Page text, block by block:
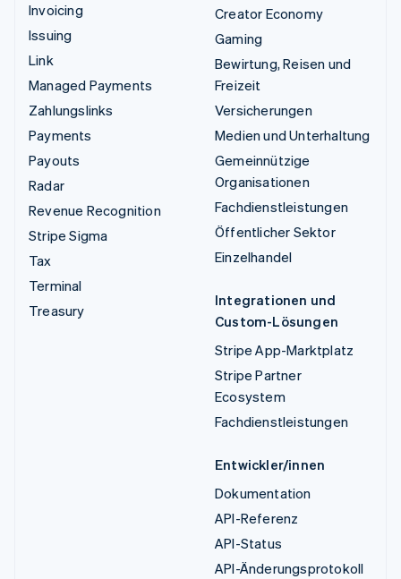
Invoicing
Issuing
Link
Managed Payments
Zahlungslinks
Payments
Payouts
Radar
Revenue Recognition
Stripe Sigma
Tax
Terminal
Treasury
Creator Economy
Gaming
Bewirtung, Reisen und
Freizeit
Versicherungen
Medien und Unterhaltung
Gemeinnützige
Organisationen
Fachdienstleistungen
Öffentlicher Sektor
Einzelhandel
Integrationen und
Custom-Lösungen
Stripe App-Marktplatz
Stripe Partner
Ecosystem
Fachdienstleistungen
Entwickler/innen
Dokumentation
API-Referenz
API-Status
API-Änderungsprotokoll